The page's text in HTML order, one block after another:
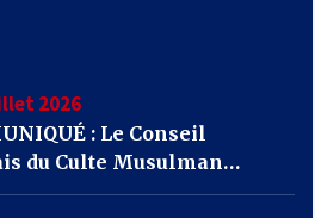
2026
: Le Conseil
du Culte Musulman
appelle l’ensemble des